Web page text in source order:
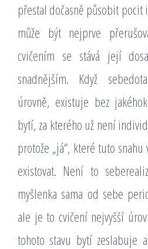
přestal dočasně působit
může být nejprve
cvičením se stává její
snadnějším. Když
úrovně, existuje bez
bytí, za kterého už není
protože „já“, které tuto
existovat. Není to
myšlenka sama od sebe
ale je to cvičení nejvyšší
tohoto stavu bytí zeslabuje